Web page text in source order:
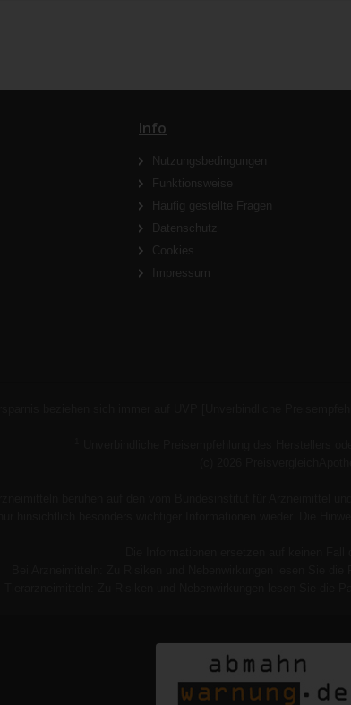
Info
Nutzungsbedingungen
Funktionsweise
Häufig gestellte Fragen
Datenschutz
Cookies
Impressum